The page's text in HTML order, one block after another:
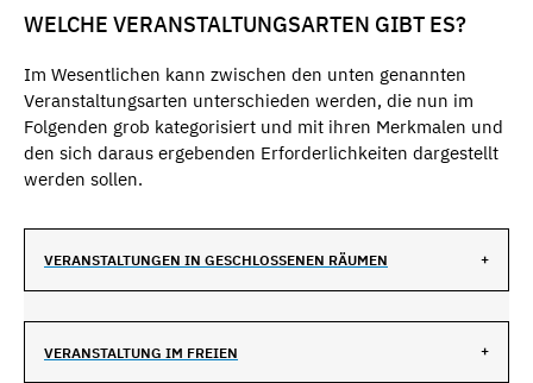
WELCHE VERANSTALTUNGSARTEN GIBT ES?
Im Wesentlichen kann zwischen den unten genannten
Veranstaltungsarten unterschieden werden, die nun im
Folgenden grob kategorisiert und mit ihren Merkmalen und
den sich daraus ergebenden Erforderlichkeiten dargestellt
werden sollen.
VERANSTALTUNGEN IN GESCHLOSSENEN RÄUMEN
VERANSTALTUNG IM FREIEN